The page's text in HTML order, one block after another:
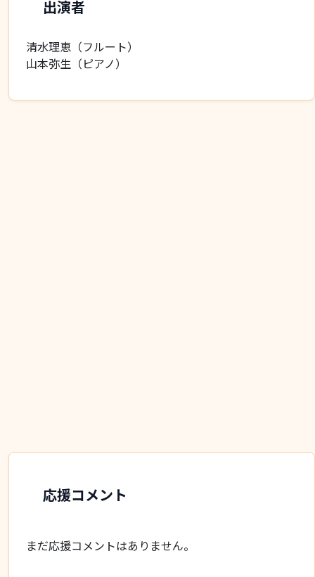
出演者
清水理恵（フルート）
山本弥生（ピアノ）
応援コメント
まだ応援コメントはありません。